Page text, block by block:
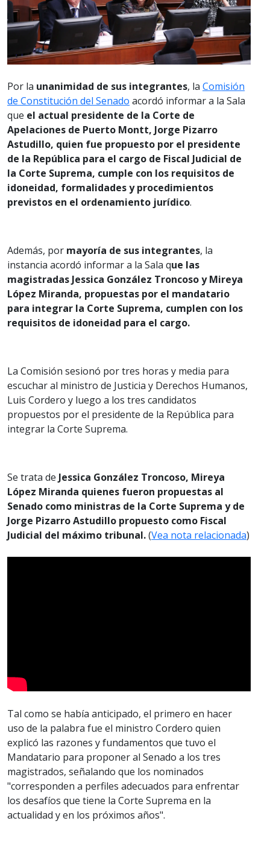
Por la unanimidad de sus integrantes, la Comisión
de Constitución del Senado acordó informar a la Sala
que el actual presidente de la Corte de
Apelaciones de Puerto Montt, Jorge Pizarro
Astudillo, quien fue propuesto por el presidente
de la República para el cargo de Fiscal Judicial de
la Corte Suprema, cumple con los requisitos de
idoneidad, formalidades y procedimientos
previstos en el ordenamiento jurídico.
Además, por mayoría de sus integrantes, la
instancia acordó informar a la Sala que las
magistradas Jessica González Troncoso y Mireya
López Miranda, propuestas por el mandatario
para integrar la Corte Suprema, cumplen con los
requisitos de idoneidad para el cargo.
La Comisión sesionó por tres horas y media para
escuchar al ministro de Justicia y Derechos Humanos,
Luis Cordero y luego a los tres candidatos
propuestos por el presidente de la República para
integrar la Corte Suprema.
Se trata de Jessica González Troncoso, Mireya
López Miranda quienes fueron propuestas al
Senado como ministras de la Corte Suprema y de
Jorge Pizarro Astudillo propuesto como Fiscal
Judicial del máximo tribunal.(Vea nota relacionada)
Tal como se había anticipado, el primero en hacer
uso de la palabra fue el ministro Cordero quien
explicó las razones y fundamentos que tuvo el
Mandatario para proponer al Senado a los tres
magistrados, señalando que los nominados
"corresponden a perfiles adecuados para enfrentar
los desafíos que tiene la Corte Suprema en la
actualidad y en los próximos años".